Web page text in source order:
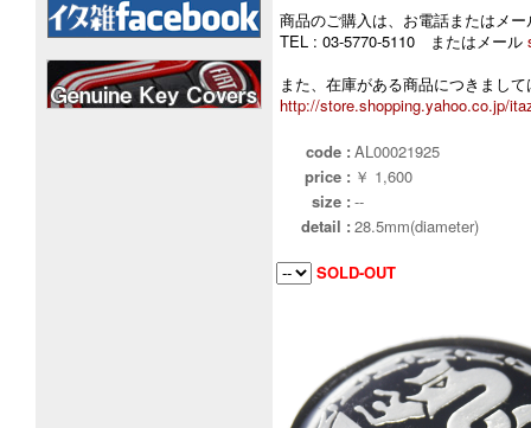
商品のご購入は、お電話またはメ
TEL : 03-5770-5110 またはメール
また、在庫がある商品につきまし
http://store.shopping.yahoo.co.jp/
code : AL00021925
price : ￥ 1,600
size : --
detail : 28.5mm(diameter)
SOLD-OUT